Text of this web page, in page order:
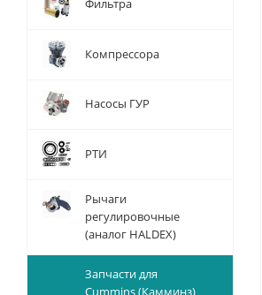
Фильтра
Компрессора
Насосы ГУР
РТИ
Рычаги
регулировочные
(аналог HALDEX)
Запчасти для
Cummins (Камминз)